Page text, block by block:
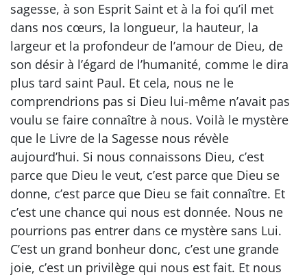
sagesse, à son Esprit Saint et à la foi qu’il met
dans nos cœurs, la longueur, la hauteur, la
largeur et la profondeur de l’amour de Dieu, de
son désir à l’égard de l’humanité, comme le dira
plus tard saint Paul. Et cela, nous ne le
comprendrions pas si Dieu lui-même n’avait pas
voulu se faire connaître à nous. Voilà le mystère
que le Livre de la Sagesse nous révèle
aujourd’hui. Si nous connaissons Dieu, c’est
parce que Dieu le veut, c’est parce que Dieu se
donne, c’est parce que Dieu se fait connaître. Et
c’est une chance qui nous est donnée. Nous ne
pourrions pas entrer dans ce mystère sans Lui.
C’est un grand bonheur donc, c’est une grande
joie, c’est un privilège qui nous est fait. Et nous